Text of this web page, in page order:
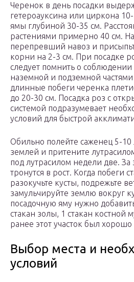
Черенок в день посадки
гетероауксина или циркона
ямы глубиной 30-35 см.
растениями примерно 40 см.
перепревший навоз и
корни на 2-3 см. При посадке
следует помнить о соблюдении
наземной и подземной частями
длинные побеги черенка
до 20-30 см. Посадка роз с
системой подразумевает
условий для быстрой
Обильно полейте саженец 5-10
землей и притените
под лутрасилом недели две. За
тронутся в рост. Когда побеги
разокучьте кусты, подрежьте
замульчируйте землю вокруг
посадочную яму нужно
стакан золы, 1 стакан костной
ранее этот участок был хорошо
Выбор места и
условий